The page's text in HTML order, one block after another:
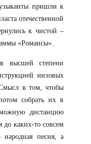
пришли к
отечественной
к чистой –
«Романсы».
высшей степени
низовых
в том, чтобы
собрать их в
дистанцию
до каких-то совсем
народная песня, а